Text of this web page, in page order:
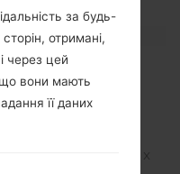
міліметрів (0.82
x 46 міліметрів (3.50 x
за будь-
сторін, отримані,
через цей
що вони мають
її даних